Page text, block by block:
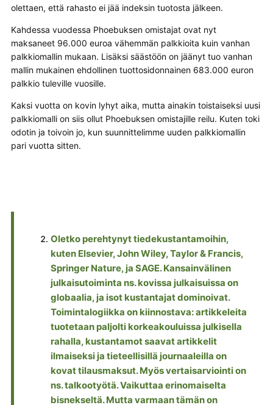
olettaen, että rahasto ei jää indeksin tuotosta jälkeen.
Kahdessa vuodessa Phoebuksen omistajat ovat nyt
maksaneet 96.000 euroa vähemmän palkkioita kuin vanhan
palkkiomallin mukaan. Lisäksi säästöön on jäänyt tuo vanhan
mallin mukainen ehdollinen tuottosidonnainen 683.000 euron
palkkio tuleville vuosille.
Kaksi vuotta on kovin lyhyt aika, mutta ainakin toistaiseksi uusi
palkkiomalli on siis ollut Phoebuksen omistajille reilu. Kuten toki
odotin ja toivoin jo, kun suunnittelimme uuden palkkiomallin
pari vuotta sitten.
Oletko perehtynyt tiedekustantamoihin,
kuten Elsevier, John Wiley, Taylor & Francis,
Springer Nature, ja SAGE. Kansainvälinen
julkaisutoiminta ns. kovissa julkaisuissa on
globaalia, ja isot kustantajat dominoivat.
Toimintalogiikka on kiinnostava: artikkeleita
tuotetaan paljolti korkeakouluissa julkisella
rahalla, kustantamot saavat artikkelit
ilmaiseksi ja tieteellisillä journaaleilla on
kovat tilausmaksut. Myös vertaisarviointi on
ns. talkootyötä. Vaikuttaa erinomaiselta
bisnekseltä. Mutta varmaan tämän on